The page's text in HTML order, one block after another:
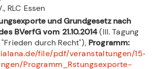
RLC Essen
und Grundgesetz nach
BVerfG vom 21.10.2014(III. Tagung
durch Recht"), Programm:
file/pdf/veranstaltungen/15-
Programm_Rstungsexporte-